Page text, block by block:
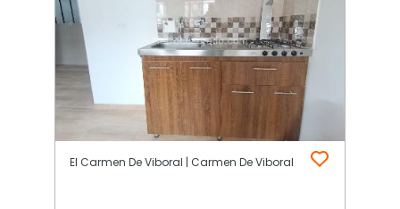
El Carmen De Viboral | Carmen De Viboral